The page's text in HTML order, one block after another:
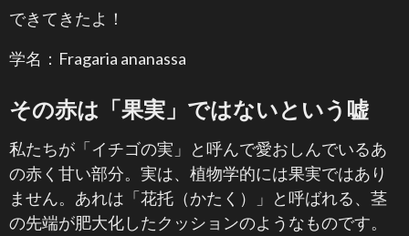
できてきたよ！
学名：Fragaria ananassa
その赤は「果実」ではないという嘘
私たちが「イチゴの実」と呼んで愛おしんでいるあ
の赤く甘い部分。実は、植物学的には果実ではあり
ません。あれは「花托（かたく）」と呼ばれる、茎
の先端が肥大化したクッションのようなものです。